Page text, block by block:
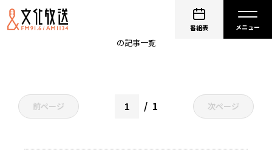
番組表
パパだけど、ママになりました
の記事一覧
前ページ 1 次ページ